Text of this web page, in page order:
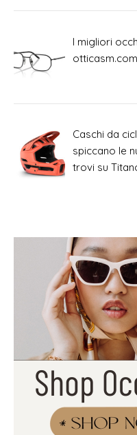
I migliori
Caschi da
spiccano le
trovi su